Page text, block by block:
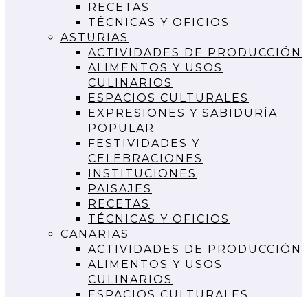
RECETAS
TÉCNICAS Y OFICIOS
ASTURIAS
ACTIVIDADES DE PRODUCCIÓN
ALIMENTOS Y USOS
CULINARIOS
ESPACIOS CULTURALES
EXPRESIONES Y SABIDURÍA
POPULAR
FESTIVIDADES Y
CELEBRACIONES
INSTITUCIONES
PAISAJES
RECETAS
TÉCNICAS Y OFICIOS
CANARIAS
ACTIVIDADES DE PRODUCCIÓN
ALIMENTOS Y USOS
CULINARIOS